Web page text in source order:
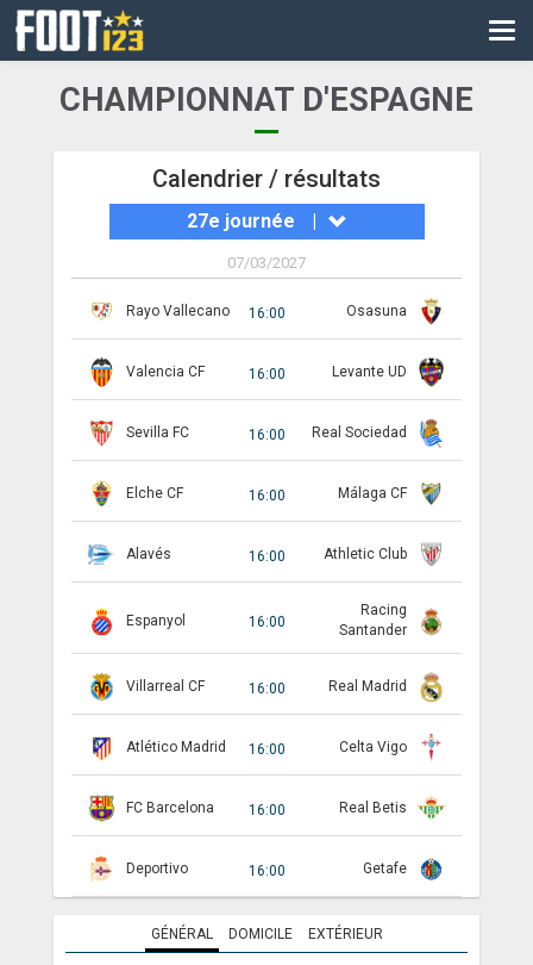
CM
LIGUE DES CHAMPIONS
LES DIRECTS
NATIONAL
COUPE DE LA LIGUE
ESPAGNE
RECHERCHE
CHAMPIONNAT D'ESPAGNE
Calendrier / résultats
27e journée |
07/03/2027
Rayo Vallecano 16:00 Osasuna
Valencia CF 16:00 Levante UD
Sevilla FC 16:00 Real Sociedad
Elche CF 16:00 Málaga CF
Alavés 16:00 Athletic Club
Espanyol 16:00
Racing
Santander
Villarreal CF 16:00 Real Madrid
Atlético Madrid 16:00 Celta Vigo
FC Barcelona 16:00 Real Betis
Deportivo 16:00 Getafe
GÉNÉRAL DOMICILE EXTÉRIEUR